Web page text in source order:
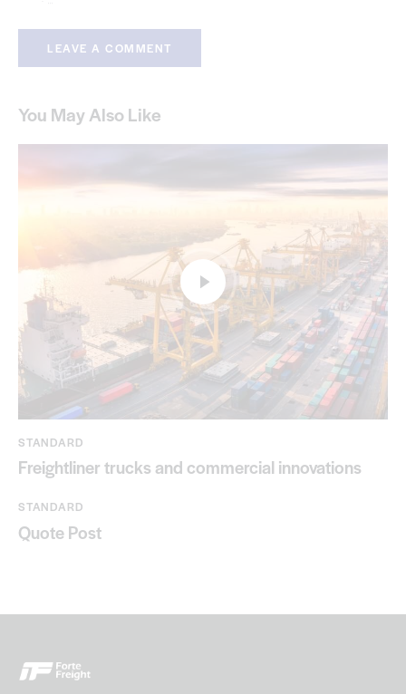
You May Also Like
STANDARD
Freightliner trucks and commercial innovations
STANDARD
Quote Post